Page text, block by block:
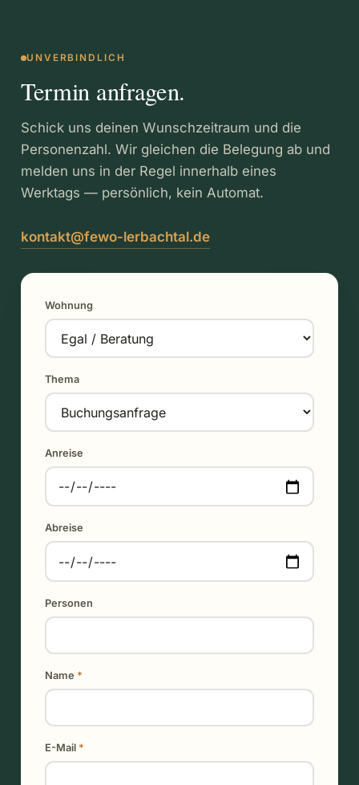
UNVERBINDLICH
Termin anfragen.
Schick uns deinen Wunschzeitraum und die
Personenzahl. Wir gleichen die Belegung ab und
melden uns in der Regel innerhalb eines
Werktags — persönlich, kein Automat.
kontakt@fewo-lerbachtal.de
Wohnung
Thema
Anreise
Abreise
Personen
Name *
E-Mail *